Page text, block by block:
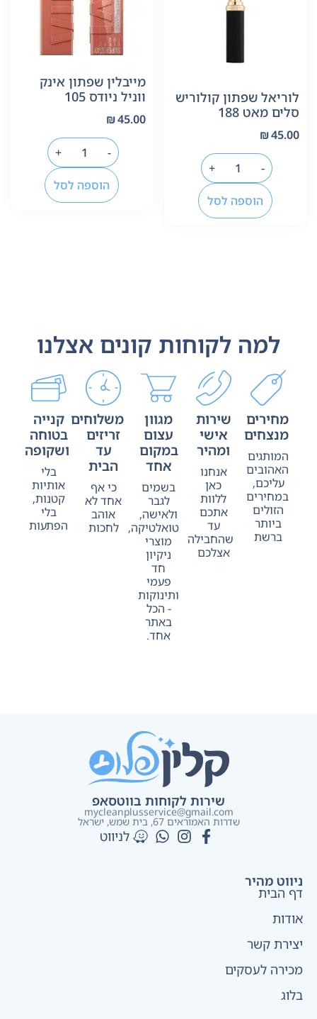
לוריאל שפתון קולוריש
סלים מאט 188
₪45.00
-
+
הוספה לסל
מייבלין שפתון אינק
ווניל ניודס 105
₪45.00
-
+
הוספה לסל
למה לקוחות קונים אצלנו
מחירים
מנצחים
המותגים
האהובים
עליכם,
במחירים
הזולים
ביותר
ברשת
שירות
אישי
ומהיר
אנחנו
כאן
ללוות
אתכם
עד
שהחבילה
אצלכם
מגוון
עצום
במקום
אחד
בשמים
לגבר
ולאישה,
טואלטיקה,
מוצרי
ניקיון
חד
פעמי
ותינוקות
- הכל
באתר
אחד.
משלוחים
זריזים
עד
הבית
כי אף
אחד לא
אוהב
לחכות
קנייה
בטוחה
ושקופה
בלי
אותיות
קטנות,
בלי
הפתעות
שירות לקוחות בווטסאפ
mycleanplusservice@gmail.com
שדרות האמוראים 67, בית שמש​, ישראל
לניווט
ניווט מהיר
דף הבית
אודות
יצירת קשר
מכירה לעסקים
בלוג